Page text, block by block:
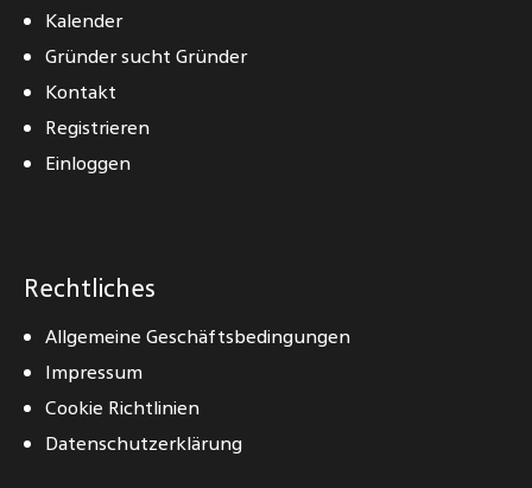
Kalender
Gründer sucht Gründer
Kontakt
Registrieren
Einloggen
Rechtliches
Allgemeine Geschäftsbedingungen
Impressum
Cookie Richtlinien
Datenschutzerklärung